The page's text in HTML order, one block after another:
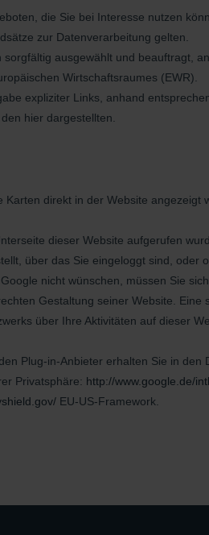
die Sie bei Interesse nutzen
zur Datenverarbeitung gelten.
ausgewählt und beauftragt,
Wirtschaftsraumes (EWR).
expliziter Links, anhand
hier dargestellten.
direkt in der Website
dieser Website aufgerufen
über das Sie eingeloggt sind, oder
nicht wünschen, müssen Sie
Gestaltung seiner Website.
über Ihre Aktivitäten auf dieser
Plug-in-Anbieter erhalten Sie in
Privatsphäre: http://www.google.de/
EU-US-Framework.